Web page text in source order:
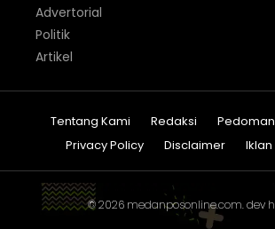
Advertorial
Politik
Artikel
Tentang Kami Redaksi
Privacy Policy
Disclaimer Iklan
© 2026 medanposonline.com. dev